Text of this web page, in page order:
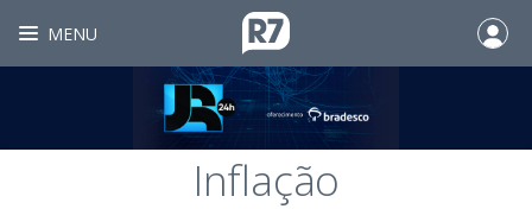
MENU
Inflação